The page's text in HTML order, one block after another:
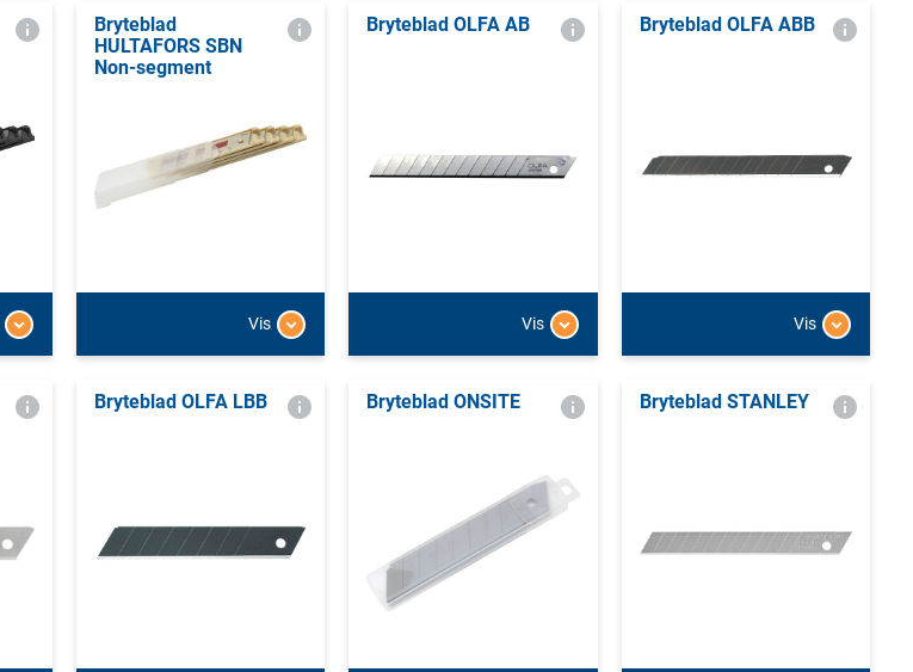
Bryteblad
HULTAFORS SBN
Non-segment
Vis
Bryteblad OLFA AB
Vis
Bryteblad OLFA ABB
Vis
Bryteblad OLFA LBB Bryteblad ONSITE Bryteblad STANLEY